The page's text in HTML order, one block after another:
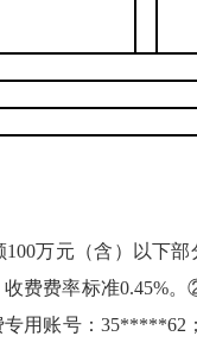
万元（含）以下部
收费费率标准0.45%
用账号：35*****62